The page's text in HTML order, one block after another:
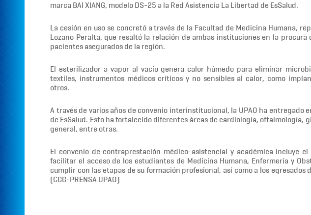
marca BAI XIANG, modelo DS-25 a la Red Asistencia La Libertad de EsSalud.
La cesión en uso se concretó a través de la Facultad de Medicina Humana,
Lozano Peralta, que resaltó la relación de ambas instituciones en la
pacientes asegurados de la región.
El esterilizador a vapor al vacío genera calor húmedo para eliminar
textiles, instrumentos médicos críticos y no sensibles al calor, como
otros.
A través de varios años de convenio interinstitucional, la UPAO ha
de EsSalud. Esto ha fortalecido diferentes áreas de cardiología,
general, entre otras.
El convenio de contraprestación médico-asistencial y académica incluye
facilitar el acceso de los estudiantes de Medicina Humana, Enfermería y
cumplir con las etapas de su formación profesional, así como a los egresados
(CGG-PRENSA UPAO)